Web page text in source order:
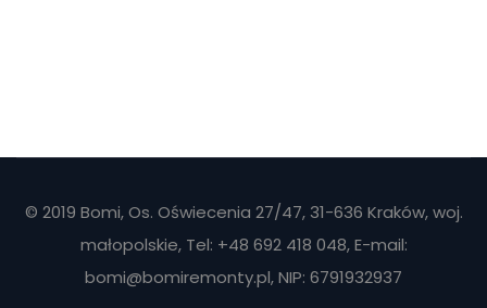
© 2019 Bomi, Os. Oświecenia 27/47, 31-636 Kraków, woj.
małopolskie, Tel: +48 692 418 048, E-mail:
bomi@bomiremonty.pl, NIP: 6791932937